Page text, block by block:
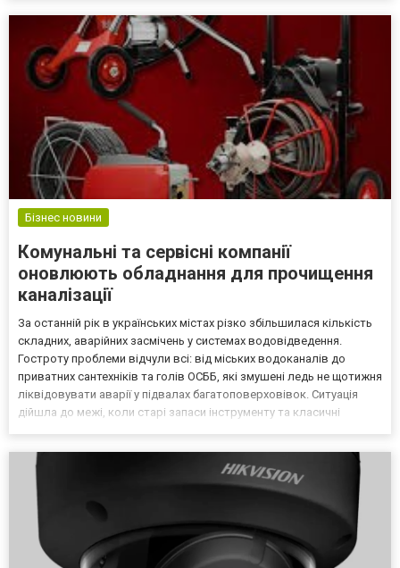
Бізнес новини
Комунальні та сервісні компанії
оновлюють обладнання для прочищення
каналізації
За останній рік в українських містах різко збільшилася кількість
складних, аварійних засмічень у системах водовідведення.
Гостроту проблеми відчули всі: від міських водоканалів до
приватних сантехніків та голів ОСББ, які змушені ледь не щотижня
ліквідовувати аварії у підвалах багатоповерховівок. Ситуація
дійшла до межі, коли старі запаси інструменту та класичні